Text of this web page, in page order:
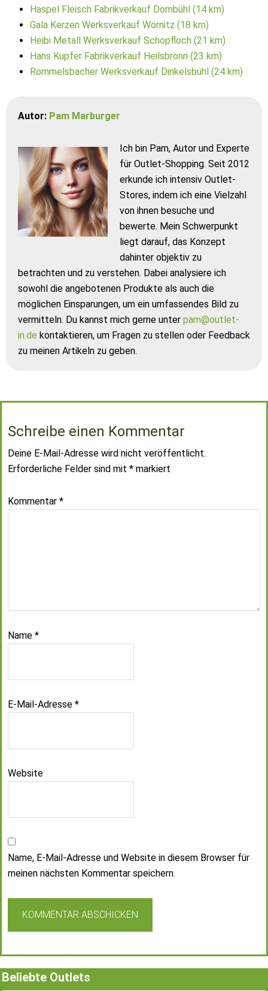
Haspel Fleisch Fabrikverkauf Dombühl (14 km)
Gala Kerzen Werksverkauf Wörnitz (18 km)
Heibi Metall Werksverkauf Schopfloch (21 km)
Hans Kupfer Fabrikverkauf Heilsbronn (23 km)
Rommelsbacher Werksverkauf Dinkelsbühl (24 km)
Autor: Pam Marburger
Ich bin Pam, Autor und Experte
für Outlet-Shopping. Seit 2012
erkunde ich intensiv Outlet-
Stores, indem ich eine Vielzahl
von ihnen besuche und
bewerte. Mein Schwerpunkt
liegt darauf, das Konzept
dahinter objektiv zu
betrachten und zu verstehen. Dabei analysiere ich
sowohl die angebotenen Produkte als auch die
möglichen Einsparungen, um ein umfassendes Bild zu
vermitteln. Du kannst mich gerne unter pam@outlet-
in.de kontaktieren, um Fragen zu stellen oder Feedback
zu meinen Artikeln zu geben.
Schreibe einen Kommentar
Deine E-Mail-Adresse wird nicht veröffentlicht.
Erforderliche Felder sind mit * markiert
Kommentar *
Name *
E-Mail-Adresse *
Website
Name, E-Mail-Adresse und Website in diesem Browser für
meinen nächsten Kommentar speichern.
Beliebte Outlets